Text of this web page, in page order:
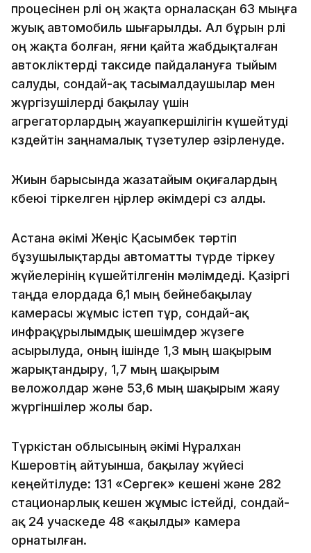
процесінен рөлі оң жақта орналасқан 63 мыңға
жуық автомобиль шығарылды. Ал бұрын рөлі
оң жақта болған, яғни қайта жабдықталған
автокөліктерді таксиде пайдалануға тыйым
салуды, сондай-ақ тасымалдаушылар мен
жүргізушілерді бақылау үшін
агрегаторлардың жауапкершілігін күшейтуді
көздейтін заңнамалық түзетулер әзірленуде.
Жиын барысында жазатайым оқиғалардың
көбеюі тіркелген өңірлер әкімдері сөз алды.
Астана әкімі Жеңіс Қасымбек тәртіп
бұзушылықтарды автоматты түрде тіркеу
жүйелерінің күшейтілгенін мәлімдеді. Қазіргі
таңда елордада 6,1 мың бейнебақылау
камерасы жұмыс істеп тұр, сондай-ақ
инфрақұрылымдық шешімдер жүзеге
асырылуда, оның ішінде 1,3 мың шақырым
жарықтандыру, 1,7 мың шақырым
веложолдар және 53,6 мың шақырым жаяу
жүргіншілер жолы бар.
Түркістан облысының әкімі Нұралхан
Көшеровтің айтуынша, бақылау жүйесі
кеңейтілуде: 131 «Сергек» кешені және 282
стационарлық кешен жұмыс істейді, сондай-
ақ 24 учаскеде 48 «ақылды» камера
орнатылған.